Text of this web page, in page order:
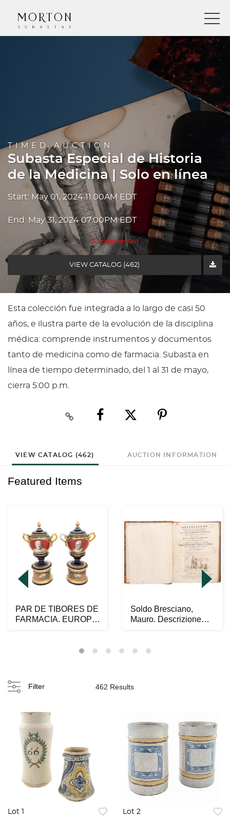
TIMED AUCTION
Subasta Especial de Historia
de la Medicina | Solo en línea
Start: May 01, 2024 11:00AM EDT
End: May 31, 2024 07:00PM EDT
Auction ended
VIEW CATALOG (462)
Esta colección fue integrada a lo largo de casi 50
años, e ilustra parte de la evolución de la disciplina
médica: comprende instrumentos y documentos
tanto de medicina como de farmacia. Subasta en
línea de tiempo determinado, del 1 al 31 de mayo,
cierra 5:00 p.m.
VIEW CATALOG (462) AUCTION INFORMATION
Featured Items
PAR DE TIBORES DE
FARMACIA. EUROPA,
Soldo Bresciano,
Mauro. Descrizione
Filter 462 Results
Lot 1 Lot 2